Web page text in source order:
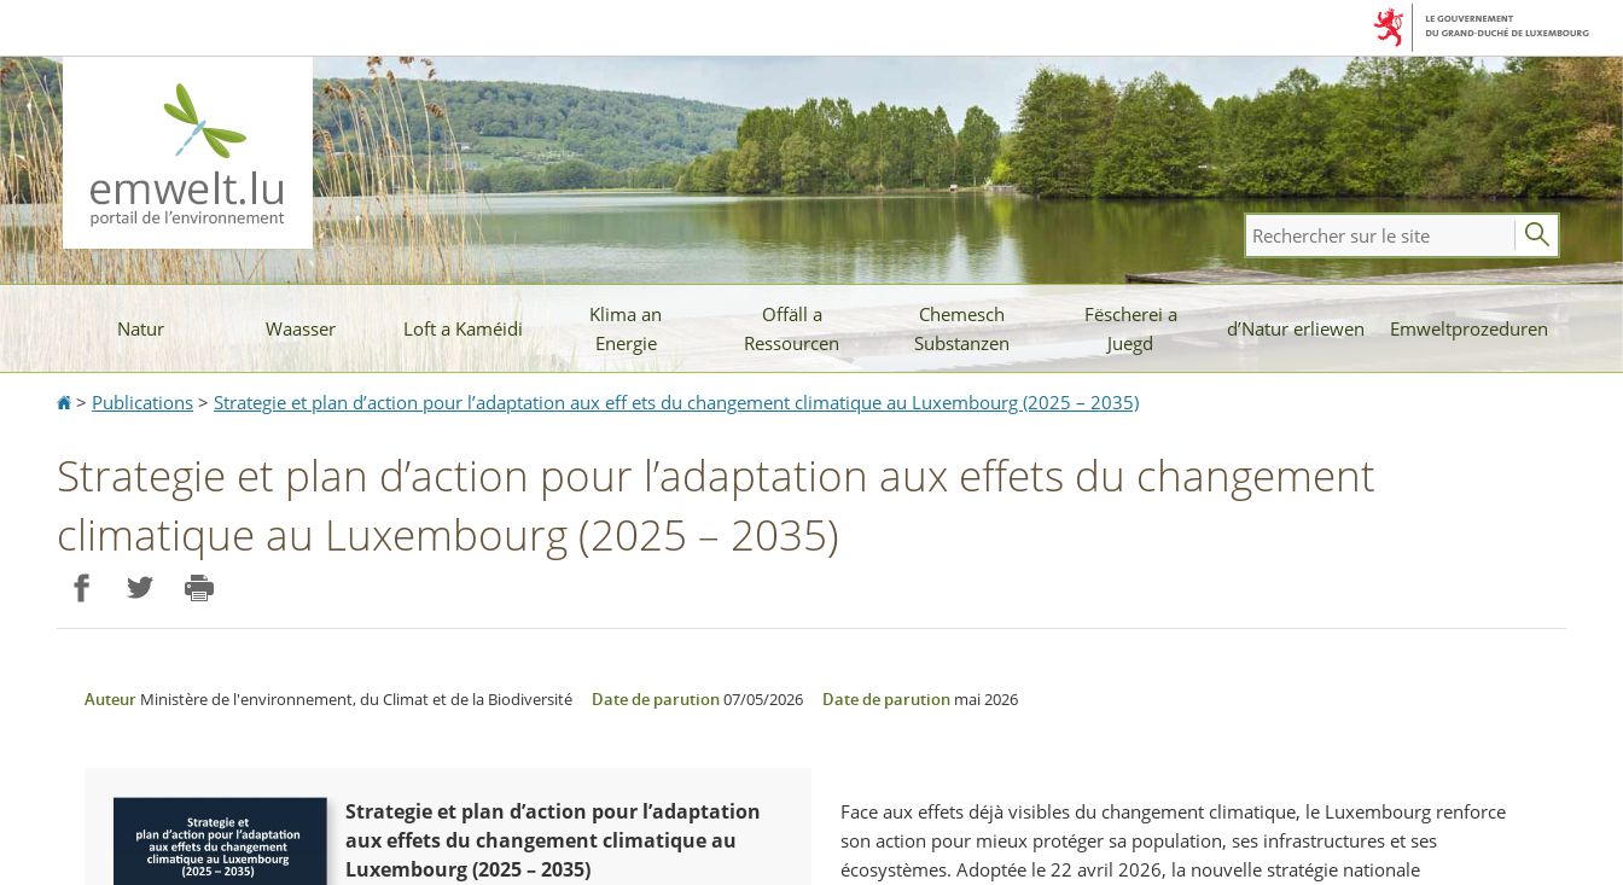
la
navigation
contenu
Natur Waasser Loft a Kaméidi
Klima an
Energie
Offäll a
Ressourcen
Chemesch
Substanzen
Fëscherei a
Juegd
d’Natur erliewen Emweltprozeduren
Rechercher
sur
le
site
Accueil
> Publications > Strategie et plan d’action pour l’adaptation aux eﬀ ets du changement climatique au Luxembourg (2025 – 2035)
Strategie et plan d’action pour l’adaptation aux eﬀets du changement
climatique au Luxembourg (2025 – 2035)
Auteur Ministère de l'environnement, du Climat et de la Biodiversité Date de parution07/05/2026 Date de parution mai 2026
Strategie et plan d’action pour l’adaptation
aux eﬀets du changement climatique au
Luxembourg (2025 – 2035)
Face aux effets déjà visibles du changement climatique, le Luxembourg renforce
son action pour mieux protéger sa population, ses infrastructures et ses
écosystèmes. Adoptée le 22 avril 2026, la nouvelle stratégie nationale